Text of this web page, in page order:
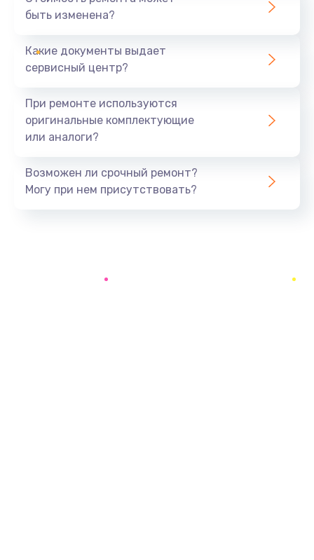
Ремонт разъема питания
Ремонт Wi-Fi модуля
Заказать
Ремонт микросхемы GPS
быть изменена?
Какие документы выдает
сервисный центр?
При ремонте используются
оригинальные комплектующие
или аналоги?
Возможен ли срочный ремонт?
Могу при нем присутствовать?